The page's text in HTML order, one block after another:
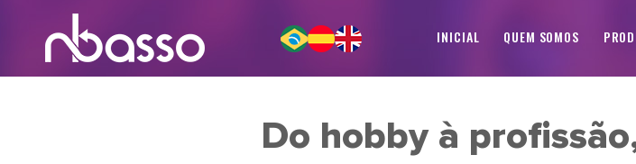
INICIAL QUEM SOMOS
Do hobby à